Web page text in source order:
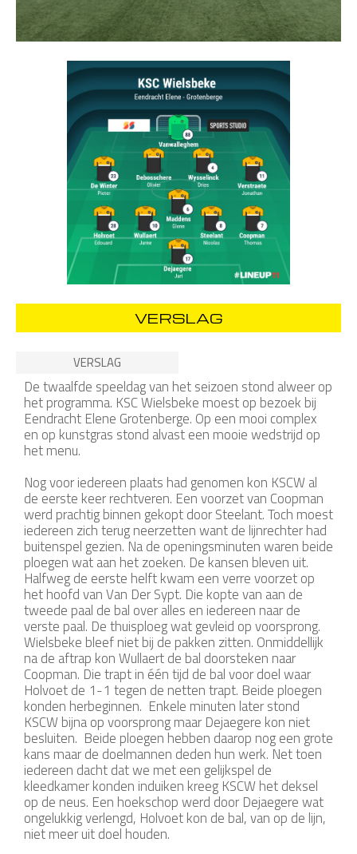
VERSLAG
VERSLAG
De twaalfde speeldag van het seizoen stond alweer op
het programma. KSC Wielsbeke moest op bezoek bij
Eendracht Elene Grotenberge. Op een mooi complex
en op kunstgras stond alvast een mooie wedstrijd op
het menu.
Nog voor iedereen plaats had genomen kon KSCW al
de eerste keer rechtveren. Een voorzet van Coopman
werd prachtig binnen gekopt door Steelant. Toch moest
iedereen zich terug neerzetten want de lijnrechter had
buitenspel gezien. Na de openingsminuten waren beide
ploegen wat aan het zoeken. De kansen bleven uit.
Halfweg de eerste helft kwam een verre voorzet op
het hoofd van Van Der Sypt. Die kopte van aan de
tweede paal de bal over alles en iedereen naar de
verste paal. De thuisploeg wat gevleid op voorsprong.
Wielsbeke bleef niet bij de pakken zitten. Onmiddellijk
na de aftrap kon Wullaert de bal doorsteken naar
Coopman. Die trapt in één tijd de bal voor doel waar
Holvoet de 1-1 tegen de netten trapt. Beide ploegen
konden herbeginnen. Enkele minuten later stond
KSCW bijna op voorsprong maar Dejaegere kon niet
besluiten. Beide ploegen hebben daarop nog een grote
kans maar de doelmannen deden hun werk. Net toen
iedereen dacht dat we met een gelijkspel de
kleedkamer konden induiken kreeg KSCW het deksel
op de neus. Een hoekschop werd door Dejaegere wat
ongelukkig verlengd, Holvoet kon de bal, van op de lijn,
niet meer uit doel houden.